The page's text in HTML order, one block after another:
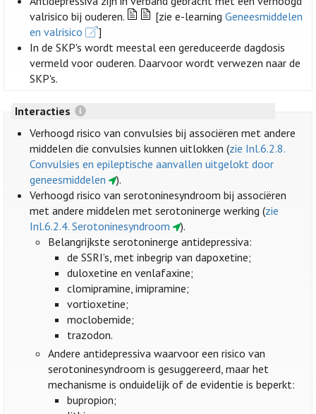
valrisico bij ouderen.
[zie e-learning Geneesmiddelen
en valrisico
]
In de SKP's wordt meestal een gereduceerde dagdosis
vermeld voor ouderen. Daarvoor wordt verwezen naar de
SKP's.
Interacties
Verhoogd risico van convulsies bij associëren met andere
middelen die convulsies kunnen uitlokken (zie Inl.6.2.8.
Convulsies en epileptische aanvallen uitgelokt door
geneesmiddelen
).
Verhoogd risico van serotoninesyndroom bij associëren
met andere middelen met serotoninerge werking (zie
Inl.6.2.4. Serotoninesyndroom
).
Belangrijkste serotoninerge antidepressiva:
de SSRI’s, met inbegrip van dapoxetine;
duloxetine en venlafaxine;
clomipramine, imipramine;
vortioxetine;
moclobemide;
trazodon.
Andere antidepressiva waarvoor een risico van
serotoninesyndroom is gesuggereerd, maar het
mechanisme is onduidelijk of de evidentie is beperkt:
bupropion;